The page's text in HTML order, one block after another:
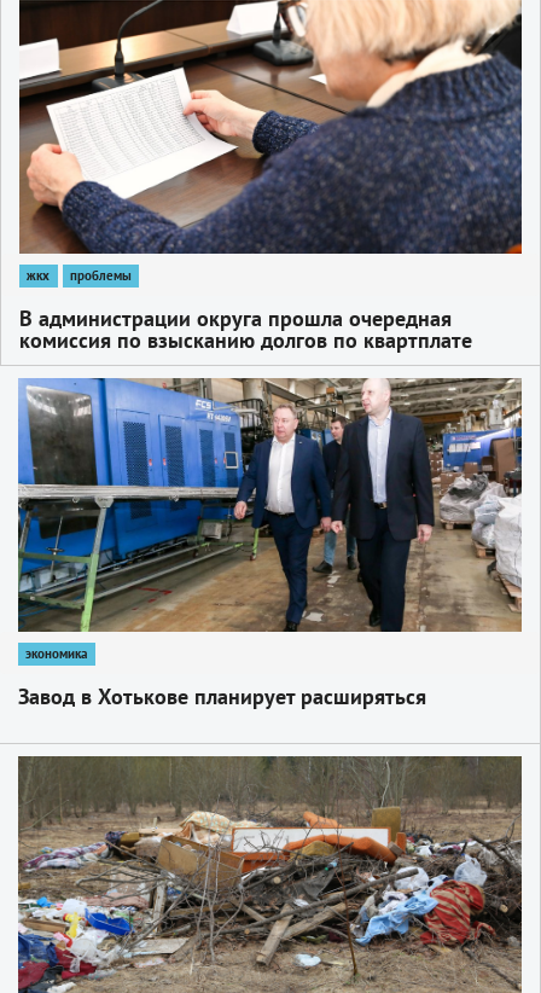
жкх проблемы
В администрации округа прошла очередная
комиссия по взысканию долгов по квартплате
1
экономика
Завод в Хотькове планирует расширяться
1